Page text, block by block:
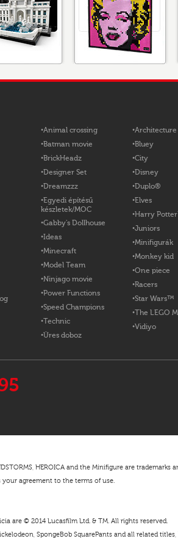
Animal crossing
Batman movie
BrickHeadz
Designer Set
Dreamzzz
Egyedi építésű
készletek/MOC
Gabby's Dollhouse
Ideas
Minecraft
Model Team
Ninjago movie
Power Functions
Speed Champions
Technic
Üres doboz
Architecture
Bluey
City
Disney
Duplo®
Elves
Harry
Juniors
Minifigurák
Monkey kid
One piece
Racers
Star Wars™
The LEGO
Vidiyo
HEROICA and the Minifigure are
your agreement to the terms of use.
are © 2014 Lucasfilm Ltd. & TM. All rights reserved.
SpongeBob SquarePants and all related